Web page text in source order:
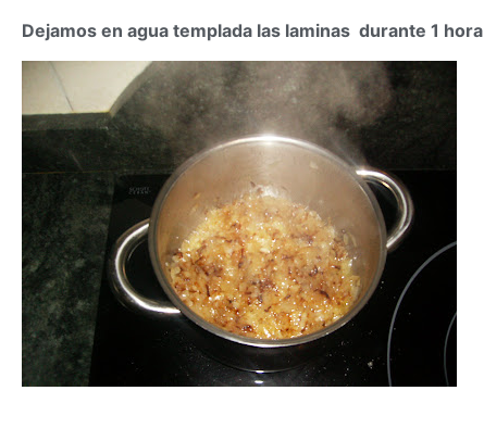
Dejamos en agua templada las laminas durante 1 hora